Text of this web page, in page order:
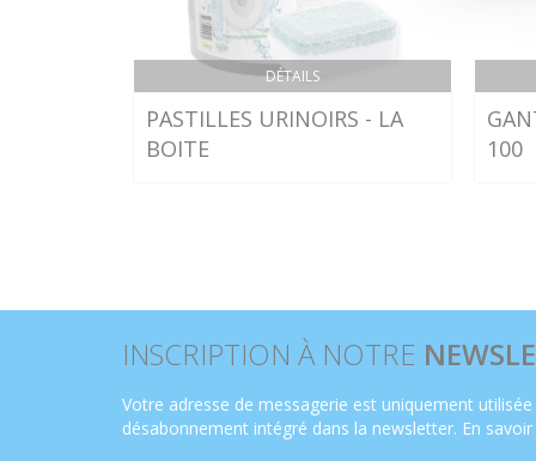
DÉTAILS
PASTILLES URINOIRS - LA
BOITE
100
INSCRIPTION À NOTRE
Votre adresse de messagerie est uniquement
désabonnement intégré dans la newsletter. En